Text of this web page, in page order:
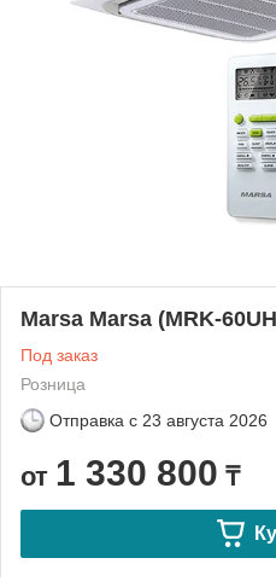
Marsa Marsa (MRK-
Под заказ
Розница
Отправка с 23 августа 2026
от 1 330 800 ₸